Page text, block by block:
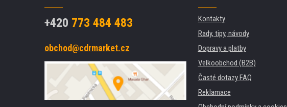
+420 773 484 483
obchod@cdrmarket.cz
Kontakty
Rady, tipy, návody
Dopravy a platby
Velkoobchod (B2B)
Časté dotazy FAQ
Reklamace